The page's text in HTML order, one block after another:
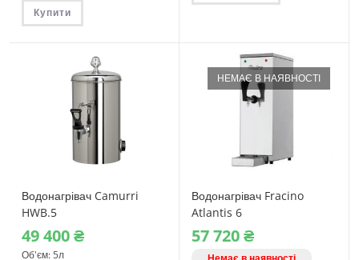
Купити
Водонагрівач Camurri
HWB.5
49‎ 400₴
Об'єм: 5л
НЕМАЄ В НАЯВНОСТІ
Водонагрівач Fracino
Atlantis 6
57‎ 720₴